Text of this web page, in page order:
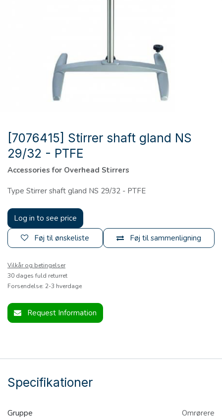
[7076415] Stirrer shaft gland NS
29/32 - PTFE
Accessories for Overhead Stirrers
Type Stirrer shaft gland NS 29/32 - PTFE
Log in to see price
Føj til sammenligning
Føj til ønskeliste
Vilkår og betingelser
30 dages fuld returret
Forsendelse: 2-3 hverdage
Request Information
Specifikationer
Gruppe Omrørere